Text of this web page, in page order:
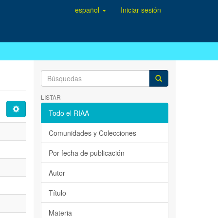
español Iniciar sesión
LISTAR
Todo el RIAA
Comunidades y Colecciones
Por fecha de publicación
Autor
Título
Materia